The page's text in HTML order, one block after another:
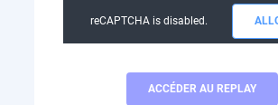
reCAPTCHA is disabled.